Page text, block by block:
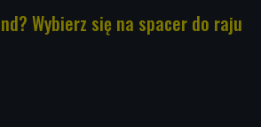
Wybierz się na spacer do raju